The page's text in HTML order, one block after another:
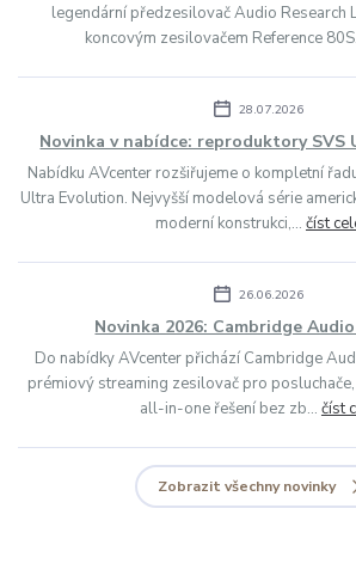
legendární předzesilovač Audio Research
koncovým zesilovačem Reference
28.07.2026
Novinka v nabídce: reproduktory SVS
Nabídku AVcenter rozšiřujeme o kompletní
Ultra Evolution. Nejvyšší modelová série
moderní konstrukci,... číst
26.06.2026
Novinka 2026: Cambridge
Do nabídky AVcenter přichází Cambridge
prémiový streaming zesilovač pro
all-in-one řešení bez zb... číst
Zobrazit všechny novinky